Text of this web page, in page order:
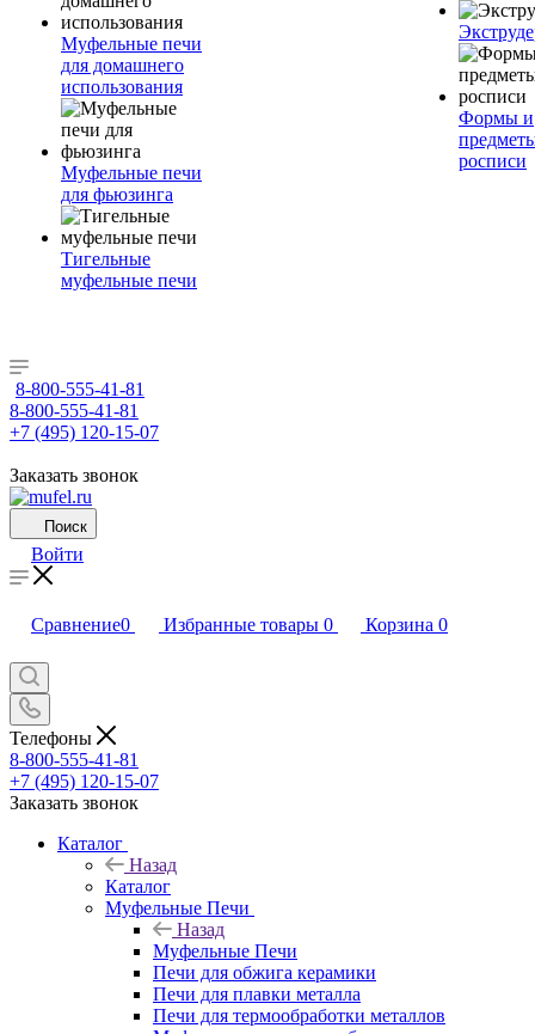
Муфельные печи
для домашнего
использования
Муфельные печи
для фьюзинга
Тигельные
муфельные печи
Формы и
росписи
8-800-555-41-81
8-800-555-41-81
+7 (495) 120-15-07
Заказать звонок
Поиск
Войти
Сравнение0 Избранные товары 0 Корзина 0
Телефоны
8-800-555-41-81
+7 (495) 120-15-07
Заказать звонок
Каталог
Назад
Каталог
Муфельные Печи
Назад
Муфельные Печи
Печи для обжига керамики
Печи для плавки металла
Печи для термообработки металлов